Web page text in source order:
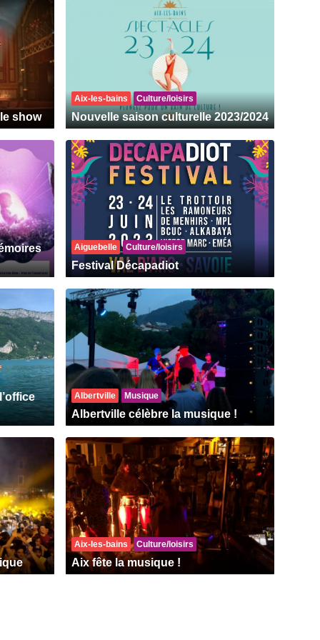
show
Aix-les-bains Culture/loisirs
Nouvelle saison culturelle 2023/2024
Aiguebelle Culture/loisirs
Festival Décapadiot
Albertville Musique
Albertville célèbre la musique !
Aix-les-bains Culture/loisirs
Aix fête la musique !